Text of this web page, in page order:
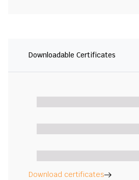
Downloadable Certificates
Download certificates